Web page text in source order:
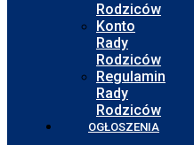
Rodziców
Konto
Rady
Rodziców
Regulamin
Rady
Rodziców
OGŁOSZENIA